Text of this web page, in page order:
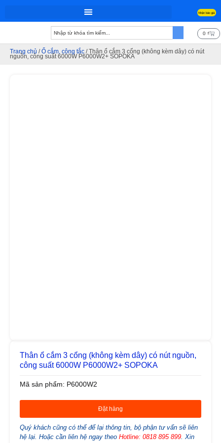
Nhận báo giá
0 ₫
Trang chủ /Ổ cắm, công tắc / Thân ổ cắm 3 cổng (không kèm dây) có nút
nguồn, công suất 6000W P6000W2+ SOPOKA
Thân ổ cắm 3 cổng (không kèm dây) có nút nguồn,
công suất 6000W P6000W2+ SOPOKA
Mã sản phẩm: P6000W2
Đặt hàng
Quý khách cũng có thể để lại thông tin, bộ phận tư vấn sẽ liên
hệ lại. Hoặc cần liên hệ ngay theo Hotline: 0818 895 899. Xin